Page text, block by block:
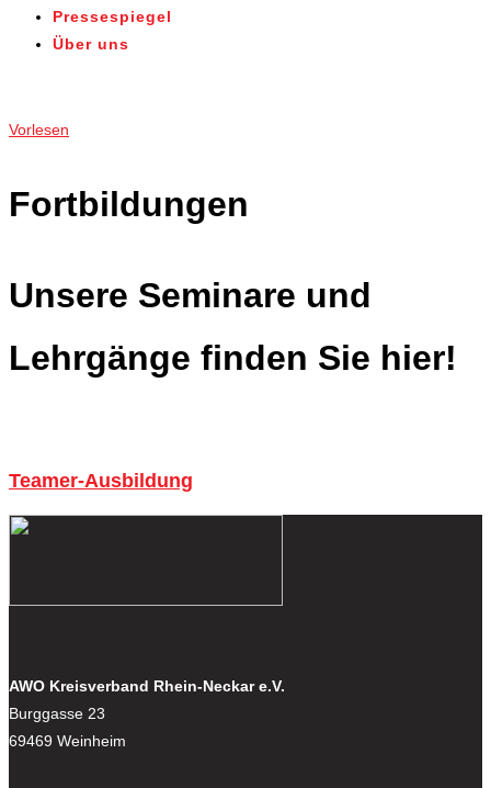
Pressespiegel
Über uns
Vorlesen
Fortbildungen
Unsere Seminare und
Lehrgänge finden Sie hier!
Teamer-Ausbildung
AWO Kreisverband Rhein-Neckar e.V.
Burggasse 23
69469 Weinheim